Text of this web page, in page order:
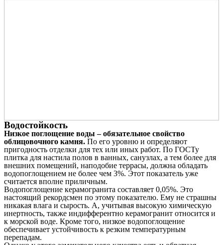
Водостойкость
Низкое поглощение воды – обязательное свойство
облицовочного камня. По его уровню и определяют
пригодность отделки для тех или иных работ. По ГОСТу
плитка для настила полов в ванных, санузлах, а тем более для
внешних помещений, наподобие террасы, должна обладать
водопоглощением не более чем 3%. Этот показатель уже
считается вполне приличным.
Водопоглощение керамогранита составляет 0,05%. Это
настоящий рекордсмен по этому показателю. Ему не страшны
никакая влага и сырость. А, учитывая высокую химическую
инертность, также индифферентно керамогранит относится и
к морской воде. Кроме того, низкое водопоглощение
обеспечивает устойчивость к резким температурным
перепадам.